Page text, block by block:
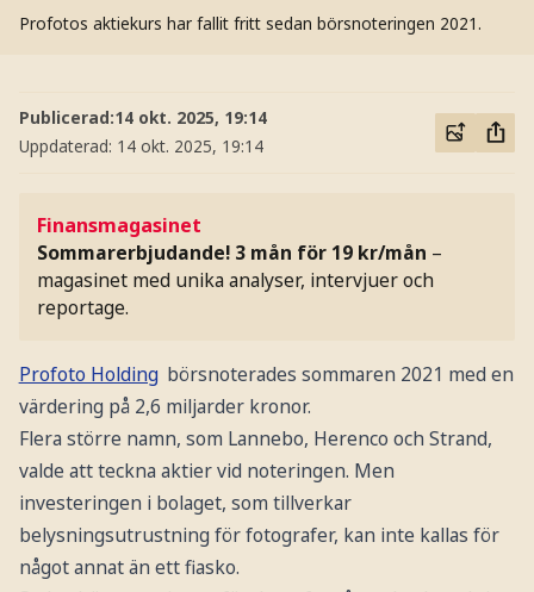
Profotos aktiekurs har fallit fritt sedan börsnoteringen 2021.
Publicerad:14 okt. 2025, 19:14
Uppdaterad: 14 okt. 2025, 19:14
Finansmagasinet
Sommarerbjudande! 3 mån för 19 kr/mån –
magasinet med unika analyser, intervjuer och
reportage.
Profoto Holding börsnoterades sommaren 2021 med en
värdering på 2,6 miljarder kronor.
Flera större namn, som Lannebo, Herenco och Strand,
valde att teckna aktier vid noteringen. Men
investeringen i bolaget, som tillverkar
belysningsutrustning för fotografer, kan inte kallas för
något annat än ett fiasko.